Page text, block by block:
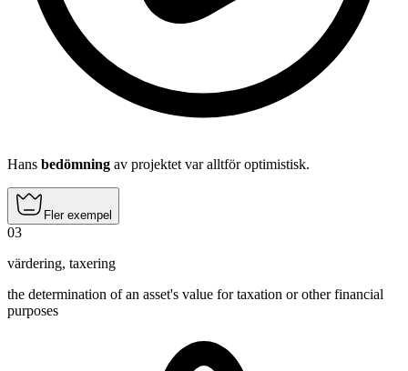
Hans bedömning av projektet var alltför optimistisk.
Fler exempel
03
värdering, taxering
the determination of an asset's value for taxation or other financial
purposes